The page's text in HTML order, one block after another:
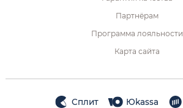
Партнёрам
Программа лояльности
Карта сайта
Сплит Юkassa